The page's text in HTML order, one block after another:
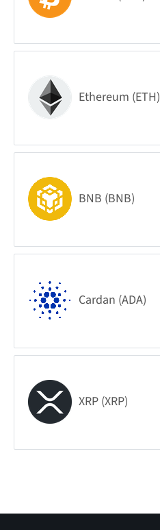
Ethereum (ETH)
BNB (BNB)
Cardan (ADA)
XRP (XRP)